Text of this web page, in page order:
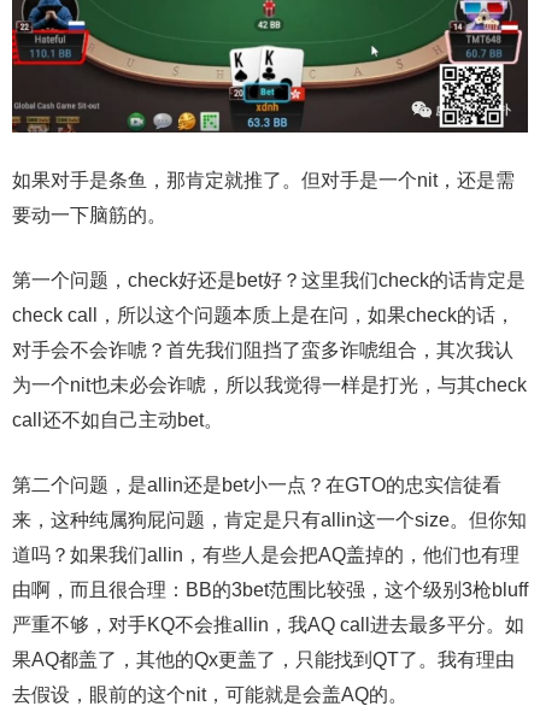
如果对手是条鱼，那肯定就推了。但对手是一个nit，还是需
要动一下脑筋的。
第一个问题，check好还是bet好？这里我们check的话肯定是
check call，所以这个问题本质上是在问，如果check的话，
对手会不会诈唬？首先我们阻挡了蛮多诈唬组合，其次我认
为一个nit也未必会诈唬，所以我觉得一样是打光，与其check
call还不如自己主动bet。
第二个问题，是allin还是bet小一点？在GTO的忠实信徒看
来，这种纯属狗屁问题，肯定是只有allin这一个size。但你知
道吗？如果我们allin，有些人是会把AQ盖掉的，他们也有理
由啊，而且很合理：BB的3bet范围比较强，这个级别3枪bluff
严重不够，对手KQ不会推allin，我AQ call进去最多平分。如
果AQ都盖了，其他的Qx更盖了，只能找到QT了。我有理由
去假设，眼前的这个nit，可能就是会盖AQ的。